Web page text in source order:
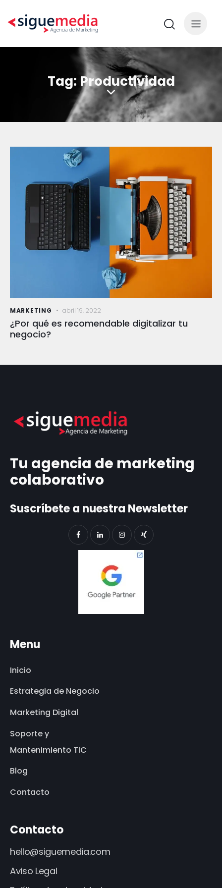
Tag: Productividad
MARKETING abril 19, 2022
¿Por qué es recomendable digitalizar tu
negocio?
Tu agencia de marketing
colaborativo
Suscríbete a nuestra Newsletter
Menu
Inicio
Estrategia de Negocio
Marketing Digital
Soporte y
Mantenimiento TIC
Blog
Contacto
Contacto
hello@siguemedia.com
Aviso Legal